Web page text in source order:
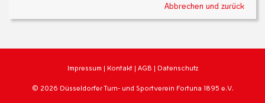
Abbrechen und zurück
Impressum | Kontakt | AGB | Datenschutz
© 2026 Düsseldorfer Turn- und Sportverein Fortuna 1895 e.V.